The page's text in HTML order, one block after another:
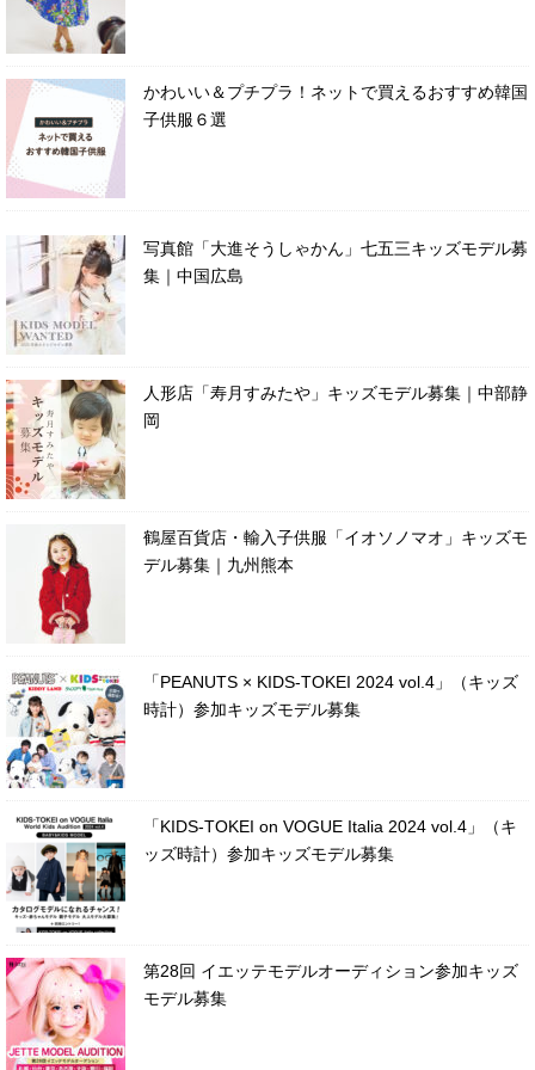
かわいい＆プチプラ！ネットで買えるおすすめ韓国
子供服６選
写真館「大進そうしゃかん」七五三キッズモデル募
集｜中国広島
人形店「寿月すみたや」キッズモデル募集｜中部静
岡
鶴屋百貨店・輸入子供服「イオソノマオ」キッズモ
デル募集｜九州熊本
「PEANUTS × KIDS-TOKEI 2024 vol.4」（キッズ
時計）参加キッズモデル募集
「KIDS-TOKEI on VOGUE Italia 2024 vol.4」（キ
ッズ時計）参加キッズモデル募集
第28回 イエッテモデルオーディション参加キッズ
モデル募集